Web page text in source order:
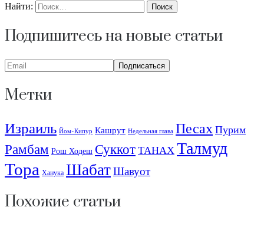
Найти:
Подпишитесь на новые статьи
Метки
Израиль Йом-Кипур Кашрут Недельная глава Песах Пурим
Рамбам Рош Ходеш СуккотТАНАХ Талмуд
Тора Ханука ШабатШавуот
Похожие статьи